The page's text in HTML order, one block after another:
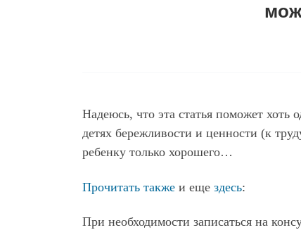
Надеюсь, что эта статья поможет хоть
детях бережливости и ценности (к
ребенку только хорошего…
Прочитать также и еще здесь:
При необходимости записаться на